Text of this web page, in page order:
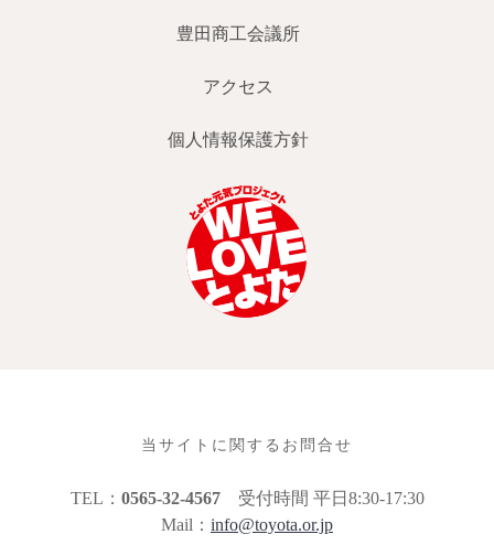
豊田商工会議所
アクセス
個人情報保護方針
当サイトに関するお問合せ
TEL： 0565-32-4567受付時間 平日8:30-17:30
Mail： info@toyota.or.jp